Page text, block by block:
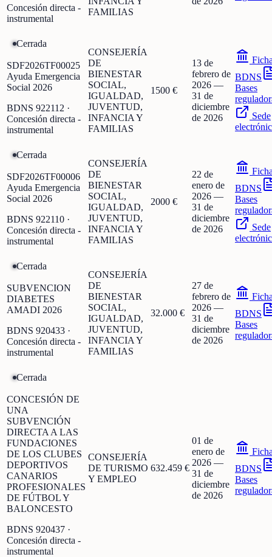
Concesión directa -
instrumental
FAMILIAS
Cerrada
SDF2026TF00025
Ayuda Emergencia
Social 2026
BDNS 922112 ·
Concesión directa -
instrumental
CONSEJERÍA
DE
BIENESTAR
SOCIAL,
IGUALDAD,
JUVENTUD,
INFANCIA Y
FAMILIAS
1500 €
13 de
febrero de
2026 —
31 de
diciembre
de 2026
BDNS
Bases
Sede
Cerrada
SDF2026TF00006
Ayuda Emergencia
Social 2026
BDNS 922110 ·
Concesión directa -
instrumental
CONSEJERÍA
DE
BIENESTAR
SOCIAL,
IGUALDAD,
JUVENTUD,
INFANCIA Y
FAMILIAS
2000 €
22 de
enero de
2026 —
31 de
diciembre
de 2026
BDNS
Bases
Sede
Cerrada
SUBVENCION
DIABETES
AMADI 2026
BDNS 920433 ·
Concesión directa -
instrumental
CONSEJERÍA
DE
BIENESTAR
SOCIAL,
IGUALDAD,
JUVENTUD,
INFANCIA Y
FAMILIAS
32.000 €
27 de
febrero de
2026 —
31 de
diciembre
de 2026
BDNS
Bases
Cerrada
CONCESIÓN DE
UNA
SUBVENCIÓN
DIRECTA A LAS
FUNDACIONES
DE LOS CLUBES
DEPORTIVOS
CANARIOS
PROFESIONALES
DE FÚTBOL Y
BALONCESTO
BDNS 920437 ·
Concesión directa -
instrumental
CONSEJERÍA
DE TURISMO
Y EMPLEO
632.459 €
01 de
enero de
2026 —
31 de
diciembre
de 2026
BDNS
Bases